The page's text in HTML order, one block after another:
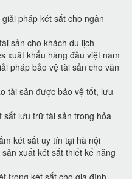
pháp két sắt cho ngân
sản cho khách du lịch
xuât khẩu hàng đầu việt nam
pháp bảo vệ tài sản cho văn
tài sản được bảo vệ tốt, lưu
sắt lưu trữ tài sản trong hỏa
két sắt uy tín tại hà nội
xuất két sắt thiết kế năng
trong két sắt cho gia đình